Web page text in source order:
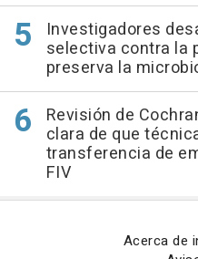
Investigadores
selectiva contra la
preserva la
Revisión de
clara de que
transferencia de
FIV
Acerca de